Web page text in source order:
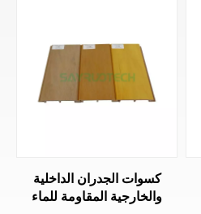
كسوات الجدران الداخلية
والخارجية المقاومة للماء